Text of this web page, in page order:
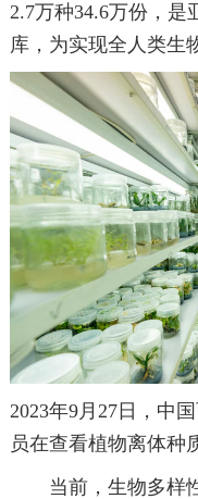
2.7万种34.6万份，
库，为实现全人类生
2023年9月27日，中
员在查看植物离体种
当前，生物多样性